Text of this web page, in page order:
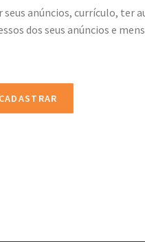
seus anúncios, currículo, ter
dos seus anúncios e